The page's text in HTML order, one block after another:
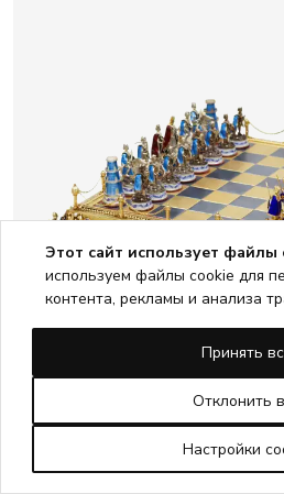
ШАХМАТНЫЙ НАБОР
Этот сайт использует файлы
используем файлы cookie для
контента, рекламы и анализа
Принять
Отклонить
Настройки